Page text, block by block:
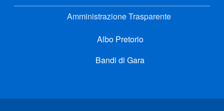
Amministrazione Trasparente
Albo Pretorio
Bandi di Gara